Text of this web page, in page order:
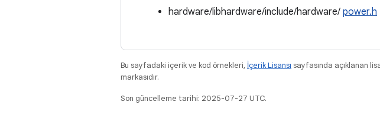
hardware/libhardware/include/hardware/ power.h
Bu sayfadaki içerik ve kod örnekleri, İçerik Lisansı sayfasında açıklanan
markasıdır.
Son güncelleme tarihi: 2025-07-27 UTC.